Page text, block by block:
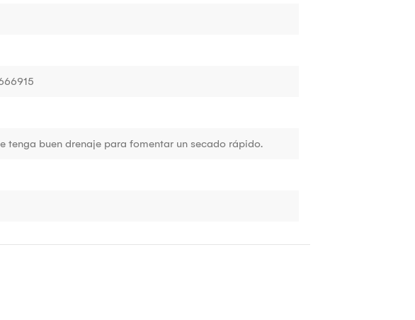
tenga buen drenaje para fomentar un secado rápido.